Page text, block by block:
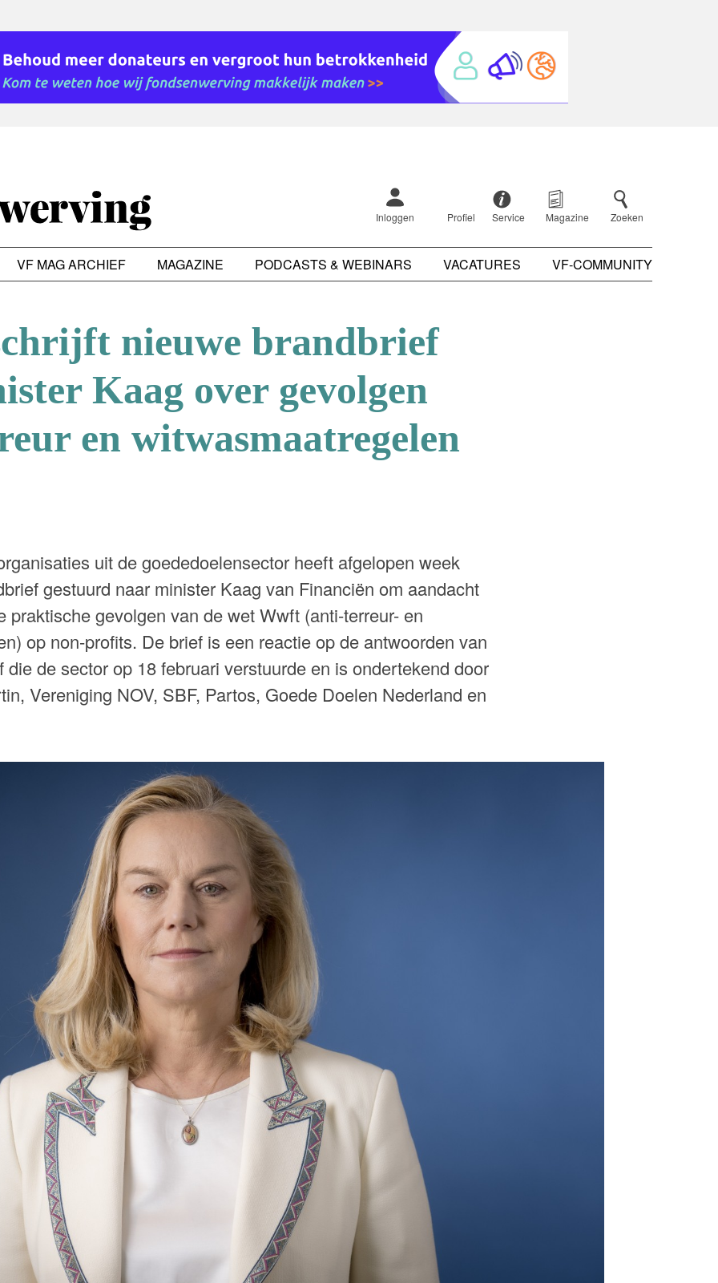
Inloggen Profiel Service Magazine Zoeken
VF MAG ARCHIEF MAGAZINE PODCASTS & WEBINARS VACATURES VF-COMMUNITY
nieuwe brandbrief
Kaag over gevolgen
en witwasmaatregelen
uit de goededoelensector heeft afgelopen week
gestuurd naar minister Kaag van Financiën om aandacht
praktische gevolgen van de wet Wwft (anti-terreur- en
op non-profits. De brief is een reactie op de antwoorden van
die de sector op 18 februari verstuurde en is ondertekend door
Vereniging NOV, SBF, Partos, Goede Doelen Nederland en